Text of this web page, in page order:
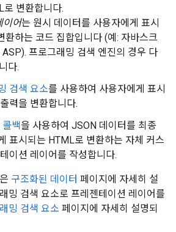
로 변환합니다.
이어는 원시 데이터를 사용자에게 표시
환하는 코드 집합입니다 (예: 자바스크
ASP). 프로그래밍 검색 엔진의 경우 다
다.
검색 요소를 사용하여 사용자에게 표시
력을 변환합니다.
콜백을 사용하여 JSON 데이터를 최종
표시되는 HTML로 변환하는 자체 커스
이션 레이어를 작성합니다.
구조화된 데이터 페이지에 자세히 설
밍 검색 요소로 프레젠테이션 레이어를
밍 검색 요소 페이지에 자세히 설명되